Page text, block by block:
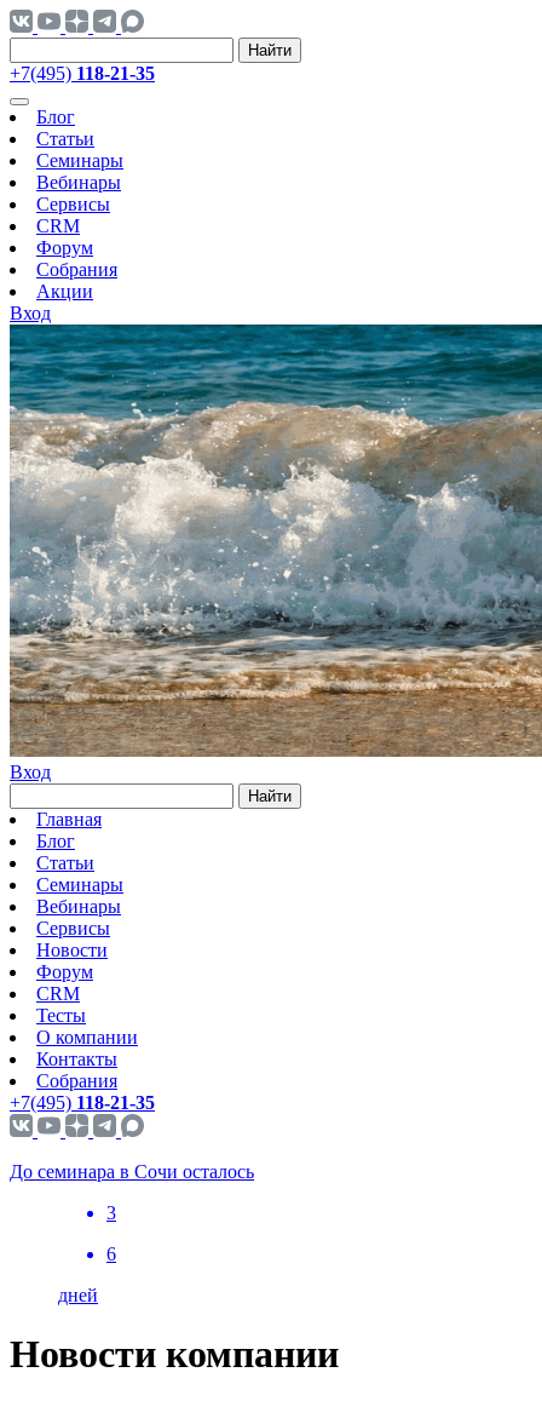
Найти
+7(495) 118-21-35
Блог
Статьи
Семинары
Вебинары
Сервисы
CRM
Форум
Собрания
Акции
Вход
Вход
Найти
Главная
Блог
Статьи
Семинары
Вебинары
Сервисы
Новости
Форум
CRM
Тесты
О компании
Контакты
Собрания
+7(495) 118-21-35
До семинара в Сочи осталось
3
6
дней
Новости компании